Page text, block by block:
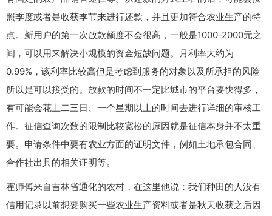
照季度或者是收获季节来进行还款，并且更加符合农业生产的特
点。新用户的第一次放款额度不会很高，一般是1000-2000元之
间，可以用来解决小规模的资金短缺问题。月利率大约为
0.99%，该利率比较高但是考虑到服务的对象以及所承担的风险
所以是可以接受的。放款的时间不一定比城市的平台要快得多，
有可能会花上二三日、一个星期以上的时间去进行详细的审核工
作。征信查询次数的限制比较宽松的原因就是征信本身并不太重
要。申请条件中要有农业方面的证明文件，例如土地承包合同、
合作社出具的相关证明等。
霍师傅来自吉林省通化的农村，在这里他说：我们种田的人没有
信用记录以前想要购买一些农业生产资料或者是秋天收获之后因